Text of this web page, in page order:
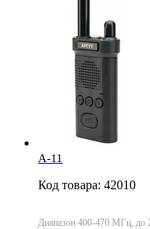
A-11
Код товара: 42010
Диапазон 400-470 МГц, до